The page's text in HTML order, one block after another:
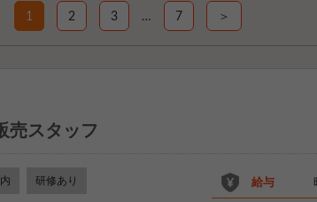
1 2 3 … 7 ＞
売スタッフ
研修あり 給与